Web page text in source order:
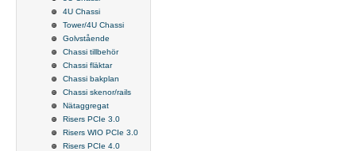
4U Chassi
Tower/4U Chassi
Golvstående
Chassi tillbehör
Chassi fläktar
Chassi bakplan
Chassi skenor/rails
Nätaggregat
Risers PCIe 3.0
Risers WIO PCIe 3.0
Risers PCIe 4.0